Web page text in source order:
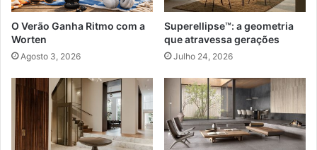
O Verão Ganha Ritmo com a
Worten
Agosto 3, 2026
Superellipse™: a geometria
que atravessa gerações
Julho 24, 2026